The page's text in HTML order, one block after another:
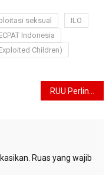
seksual
ILO
Indonesia
Children)
Ruas yang wajib